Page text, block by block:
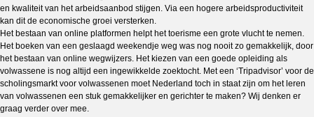
en kwaliteit van het arbeidsaanbod stijgen. Via een hogere arbeidsproductiviteit
kan dit de economische groei versterken.
Het bestaan van online platformen helpt het toerisme een grote vlucht te nemen.
Het boeken van een geslaagd weekendje weg was nog nooit zo gemakkelijk, door
het bestaan van online wegwijzers. Het kiezen van een goede opleiding als
volwassene is nog altijd een ingewikkelde zoektocht. Met een ‘Tripadvisor’ voor de
scholingsmarkt voor volwassenen moet Nederland toch in staat zijn om het leren
van volwassenen een stuk gemakkelijker en gerichter te maken? Wij denken er
graag verder over mee.